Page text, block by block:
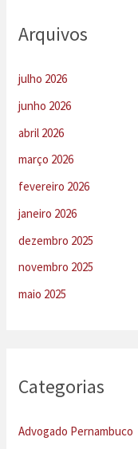
Arquivos
julho 2026
junho 2026
abril 2026
março 2026
fevereiro 2026
janeiro 2026
dezembro 2025
novembro 2025
maio 2025
Categorias
Advogado Pernambuco